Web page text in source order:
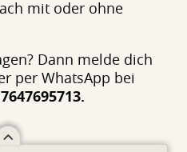
mit oder ohne
Dann melde dich
per WhatsApp bei